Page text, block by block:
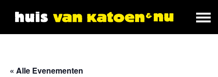
« Alle Evenementen